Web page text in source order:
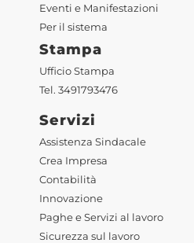
Eventi e Manifestazioni
Per il sistema
Stampa
Ufficio Stampa
Tel. 3491793476
Servizi
Assistenza Sindacale
Crea Impresa
Contabilità
Innovazione
Paghe e Servizi al lavoro
Sicurezza sul lavoro